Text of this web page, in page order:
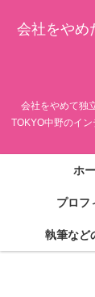
会社をやめ
会社をやめて独
TOKYO中野のイ
ホ
プロフ
執筆など